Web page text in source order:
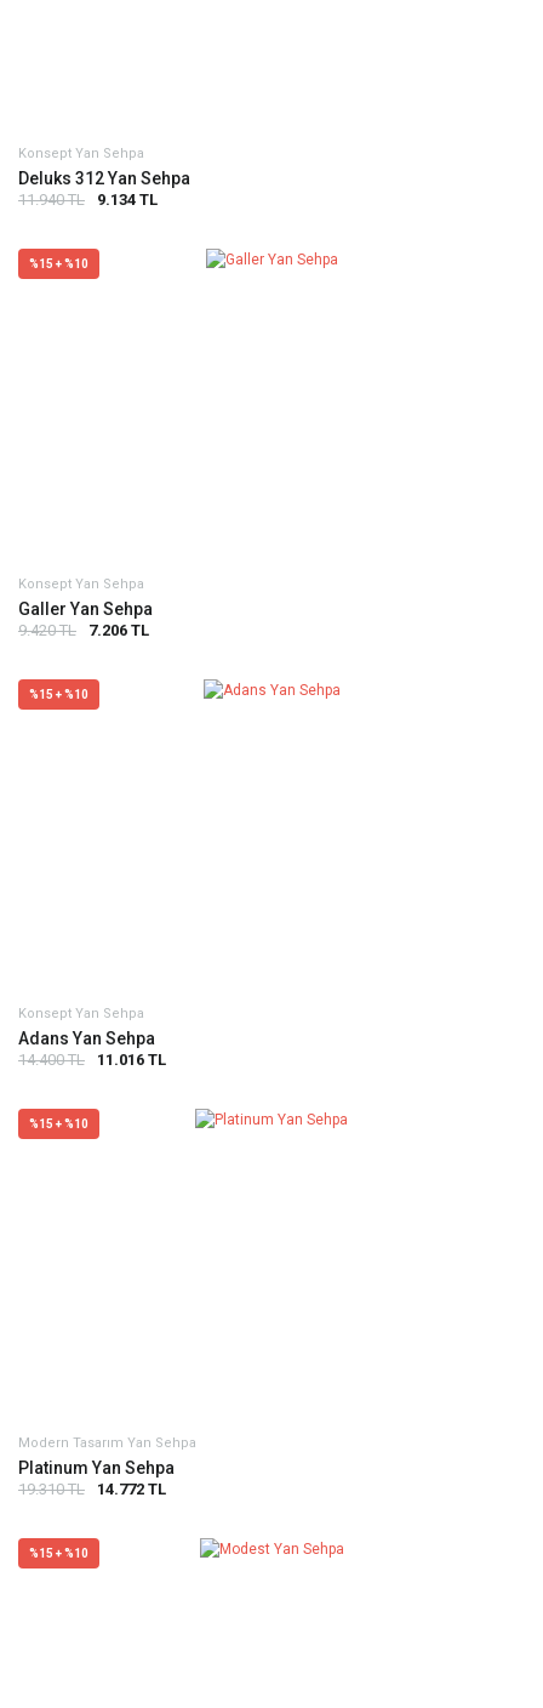
Konsept Yan Sehpa
Deluks 312 Yan Sehpa
11.940 TL 9.134 TL
%15 + %10
Konsept Yan Sehpa
Galler Yan Sehpa
9.420 TL 7.206 TL
%15 + %10
Konsept Yan Sehpa
Adans Yan Sehpa
14.400 TL 11.016 TL
%15 + %10
Modern Tasarım Yan Sehpa
Platinum Yan Sehpa
19.310 TL 14.772 TL
%15 + %10